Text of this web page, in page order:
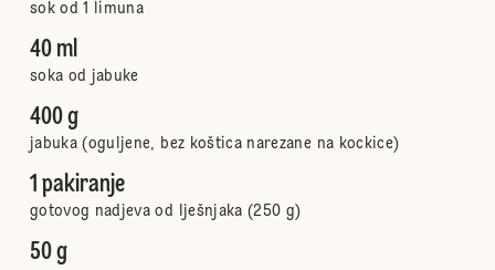
sok od 1 limuna
40 ml
soka od jabuke
400 g
jabuka (oguljene, bez koštica narezane na kockice)
1 pakiranje
gotovog nadjeva od lješnjaka (250 g)
50 g